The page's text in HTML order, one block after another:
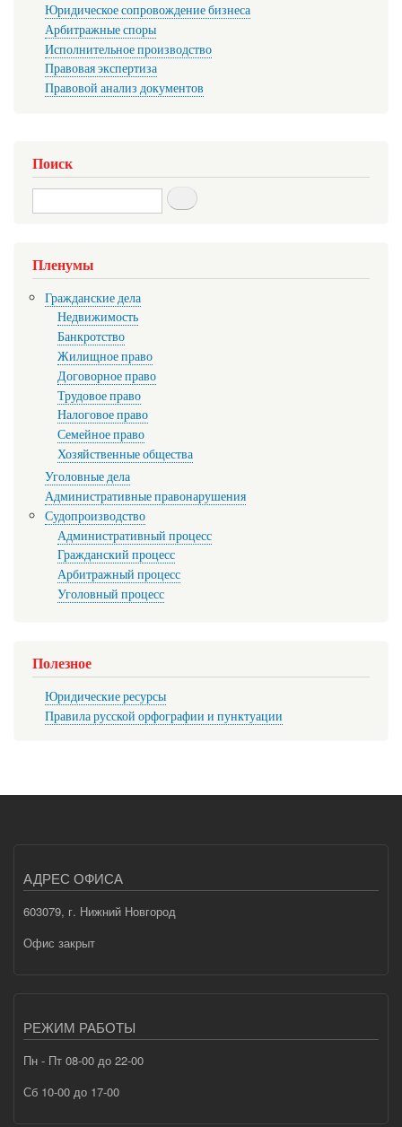
Юридическое сопровождение бизнеса
Арбитражные споры
Исполнительное производство
Правовая экспертиза
Правовой анализ документов
Поиск
Search
Пленумы
Гражданские дела
Недвижимость
Банкротство
Жилищное право
Договорное право
Трудовое право
Налоговое право
Семейное право
Хозяйственные общества
Уголовные дела
Административные правонарушения
Судопроизводство
Административный процесс
Гражданский процесс
Арбитражный процесс
Уголовный процесс
Полезное
Юридические ресурсы
Правила русской орфографии и пунктуации
АДРЕС ОФИСА
603079, г. Нижний Новгород
Офис закрыт
РЕЖИМ РАБОТЫ
Пн - Пт 08-00 до 22-00
Сб 10-00 до 17-00